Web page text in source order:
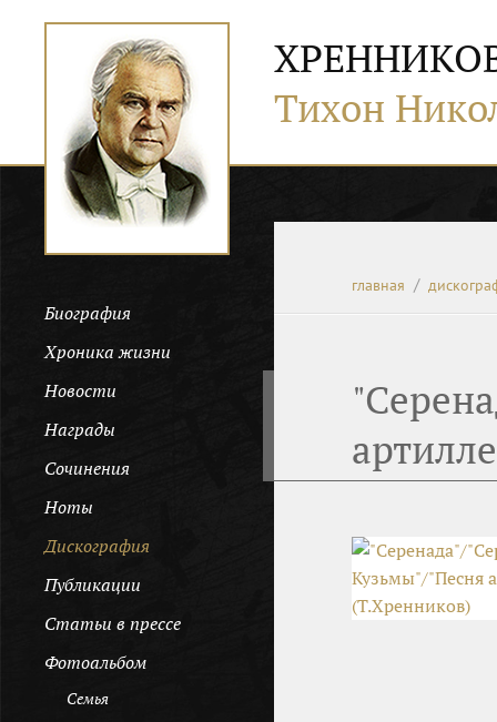
Тихон
главная
Биография
Хроника жизни
Новости
Награды
Сочинения
Ноты
Дискография
Публикации
Cтатьи в прессе
Фотоальбом
Семья